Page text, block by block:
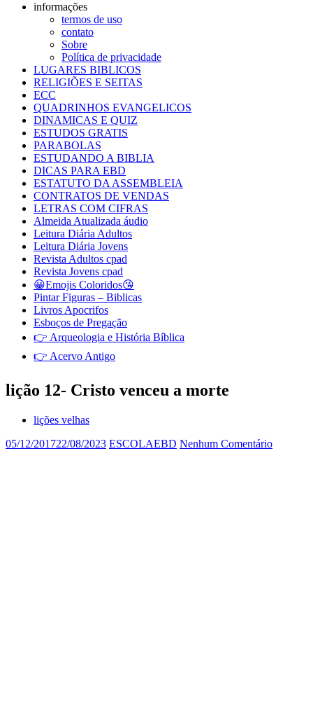
informações
termos de uso
contato
Sobre
Política de privacidade
LUGARES BIBLICOS
RELIGIÕES E SEITAS
ECC
QUADRINHOS EVANGELICOS
DINAMICAS E QUIZ
ESTUDOS GRATIS
PARABOLAS
ESTUDANDO A BIBLIA
DICAS PARA EBD
ESTATUTO DA ASSEMBLEIA
CONTRATOS DE VENDAS
LETRAS COM CIFRAS
Almeida Atualizada áudio
Leitura Diária Adultos
Leitura Diária Jovens
Revista Adultos cpad
Revista Jovens cpad
😀Emojis Coloridos😘
Pintar Figuras – Biblicas
Livros Apocrifos
Esboços de Pregação
👉 Arqueologia e História Bíblica
👉 Acervo Antigo
lição 12- Cristo venceu a morte
lições velhas
05/12/201722/08/2023 ESCOLAEBD Nenhum Comentário